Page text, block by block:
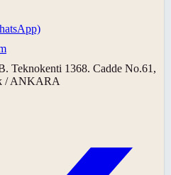
Teknokenti 1368. Cadde No.61,
/ ANKARA